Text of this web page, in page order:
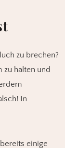
zu brechen?
halten und
In
einige